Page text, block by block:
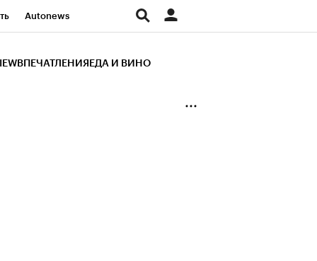
Autonews
ВПЕЧАТЛЕНИЯ ЕДА И ВИНО